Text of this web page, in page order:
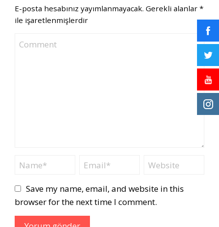
E-posta hesabınız yayımlanmayacak. Gerekli alanlar *
ile işaretlenmişlerdir
Save my name, email, and website in this
browser for the next time I comment.